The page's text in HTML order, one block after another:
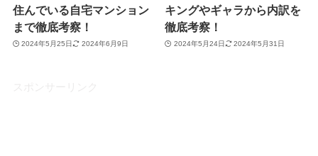
住んでいる自宅マンション
まで徹底考察！
2024年5月25日 2024年6月9日
キングやギャラから内訳を
徹底考察！
2024年5月24日 2024年5月31日